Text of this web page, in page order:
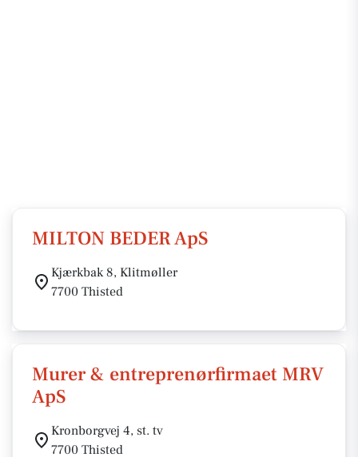
MILTON BEDER ApS
Kjærkbak 8, Klitmøller
7700 Thisted
Murer & entreprenørfirmaet MRV
ApS
Kronborgvej 4, st. tv
7700 Thisted